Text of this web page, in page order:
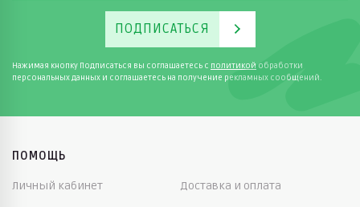
ПОДПИСАТЬСЯ
Нажимая кнопку Подписаться вы соглашаетесь с политикой обработки
персональных данных и соглашаетесь на получение рекламных сообщений.
ПОМОЩЬ
Личный кабинет Доставка и оплата